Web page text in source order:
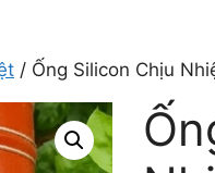
/ Ống Silicon Chịu